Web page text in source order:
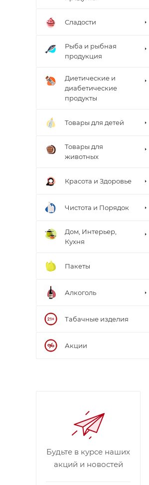
Сладости
Рыба и рыбная
продукция
Диетические и
диабетические
продукты
Товары для детей
Товары для
животных
Красота и Здоровье
Чистота и Порядок
Дом, Интерьер,
Кухня
Пакеты
Алкоголь
Табачные изделия
Акции
Будьте в курсе наших
акций и новостей